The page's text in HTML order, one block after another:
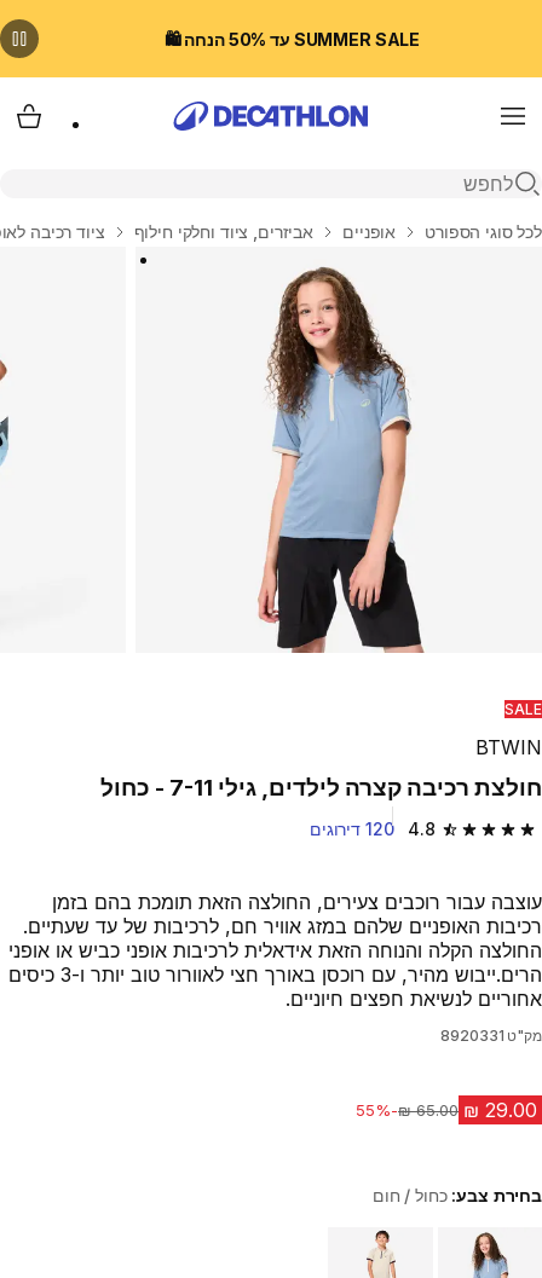
SUMMER SALE עד 50% הנחה 🛍️
Menu
פתיחת חיפוש
בית
לכל סוגי הספורט אופניים אביזרים, ציוד וחלקי חילוף ציוד רכיבה
SALE
BTWIN
חולצת רכיבה קצרה לילדים, גילי 7-11 - כחול
4.8 4.8 out of 5 stars from 120 reviews 120 דירוגים
עוצבה עבור רוכבים צעירים, החולצה הזאת תומכת בהם בזמן
רכיבות האופניים שלהם במזג אוויר חם, לרכיבות של עד שעתיים.
החולצה הקלה והנוחה הזאת אידאלית לרכיבות אופני כביש או אופני
הרים.ייבוש מהיר, עם רוכסן באורך חצי לאוורור טוב יותר ו-3 כיסים
אחוריים לנשיאת חפצים חיוניים.
מק"ט 8920331
מחיר לפני הנחה
-55%
בחירת צבע:כחול / חום
Choose a variant